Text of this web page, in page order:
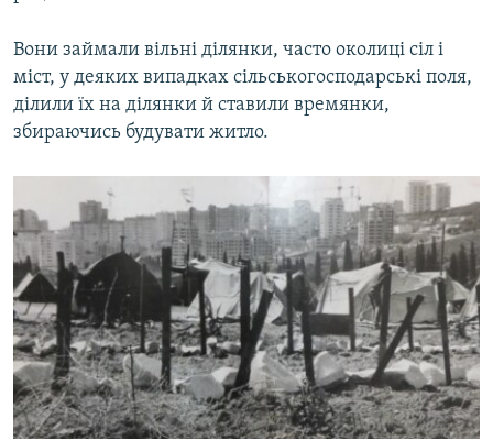
Вони займали вільні ділянки, часто околиці сіл і
міст, у деяких випадках сільськогосподарські поля,
ділили їх на ділянки й ставили времянки,
збираючись будувати житло.